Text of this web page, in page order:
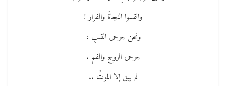
والتمسوا النجاةَ والفرار !
ونحن جرحى القلبِ ،
جرحى الروحِ والفم .
لم يبق إلا الموتُ ..